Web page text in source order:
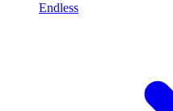
Endless